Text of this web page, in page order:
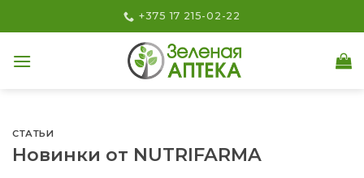
to
+375 17 215-02-22
СТАТЬИ
Новинки от NUTRIFARMA